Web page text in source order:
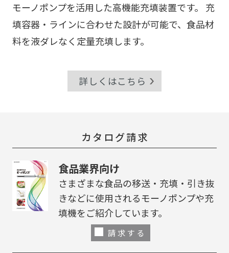
モーノポンプを活用した高機能充填装置です。 充
填容器・ラインに合わせた設計が可能で、食品材
料を液ダレなく定量充填します。
詳しくはこちら
カタログ請求
食品業界向け
さまざまな食品の移送・充填・引き抜
きなどに使用されるモーノポンプや充
填機をご紹介しています。
請求する